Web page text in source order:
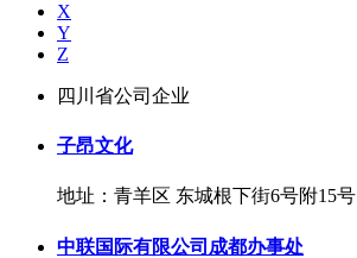
X
Y
Z
四川省公司企业
子昂文化
地址：青羊区 东城根下街6号附15号
中联国际有限公司成都办事处